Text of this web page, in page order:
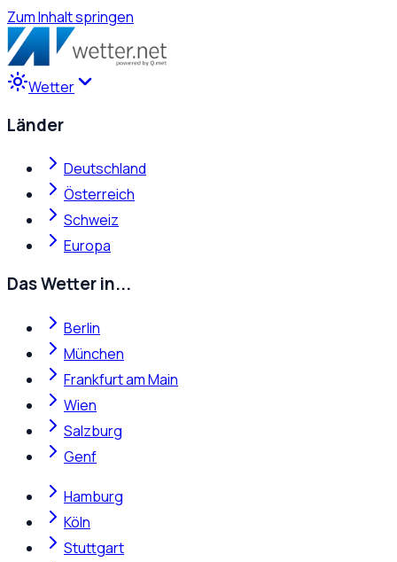
Zum Inhalt springen
Wetter
Länder
Deutschland
Österreich
Schweiz
Europa
Das Wetter in...
Berlin
München
Frankfurt am Main
Wien
Salzburg
Genf
Hamburg
Köln
Stuttgart